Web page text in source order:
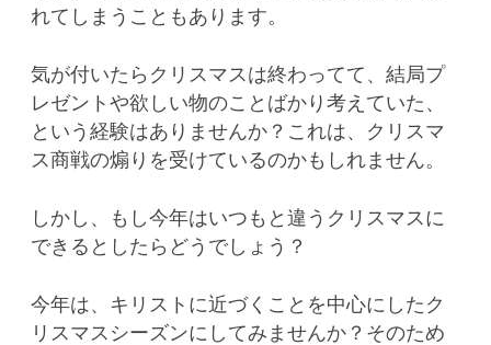
れてしまうこともあります。
気が付いたらクリスマスは終わってて、結局プ
レゼントや欲しい物のことばかり考えていた、
という経験はありませんか？これは、クリスマ
ス商戦の煽りを受けているのかもしれません。
しかし、もし今年はいつもと違うクリスマスに
できるとしたらどうでしょう？
今年は、キリストに近づくことを中心にしたク
リスマスシーズンにしてみませんか？そのため